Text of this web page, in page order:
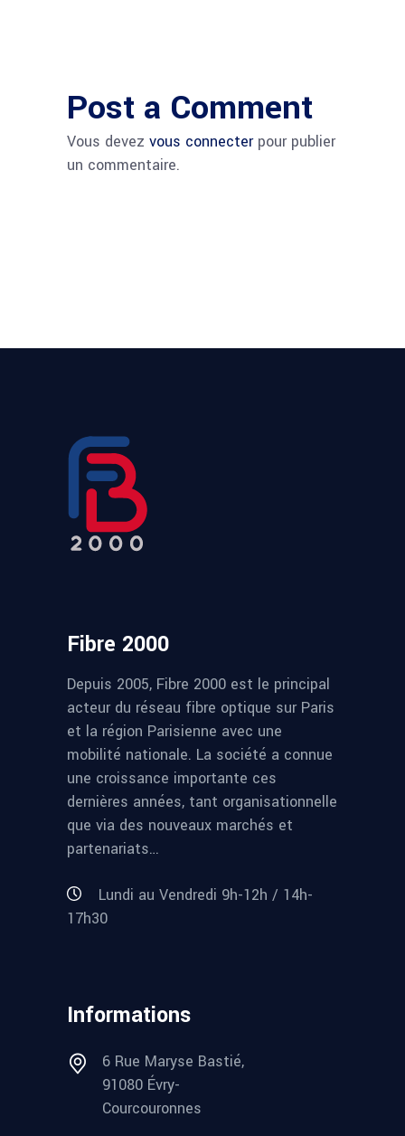
Post a Comment
Vous devez vous connecterpour publier
un commentaire.
Fibre 2000
Depuis 2005, Fibre 2000 est le principal
acteur du réseau fibre optique sur Paris
et la région Parisienne avec une
mobilité nationale. La société a connue
une croissance importante ces
dernières années, tant organisationnelle
que via des nouveaux marchés et
partenariats…
Lundi au Vendredi 9h-12h / 14h-
17h30
Informations
6 Rue Maryse Bastié,
91080 Évry-
Courcouronnes